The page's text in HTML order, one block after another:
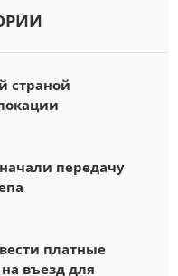
страной
передачу
платные
въезд для